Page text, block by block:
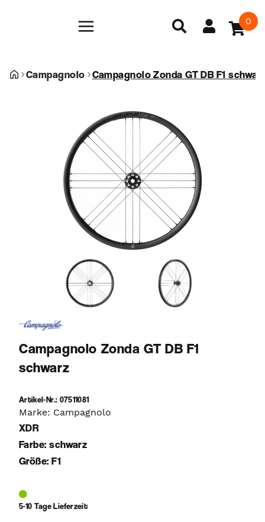
0
Campagnolo Campagnolo Zonda GT DB F1
Campagnolo Zonda GT DB F1
schwarz
Artikel-Nr.: 07511081
Marke: Campagnolo
XDR
Farbe: schwarz
Größe: F1
5-10 Tage Lieferzeit